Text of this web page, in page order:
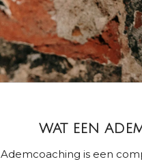
WAT EEN
Ademcoaching is een